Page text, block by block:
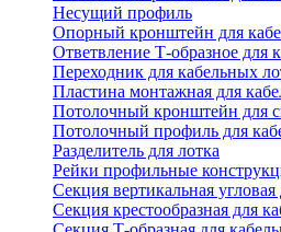
Несущий профиль
Опорный кронштейн для
Ответвление Т-образное для
Переходник для кабельных
Пластина монтажная для
Потолочный кронштейн для
Потолочный профиль для
Разделитель для лотка
Рейки профильные
Секция вертикальная
Секция крестообразная для